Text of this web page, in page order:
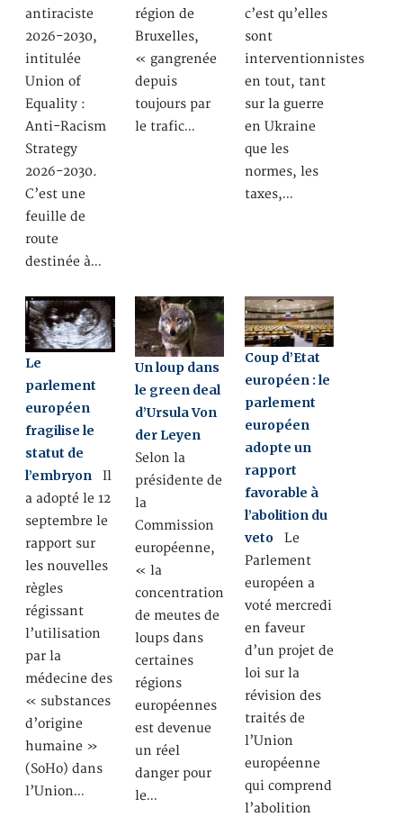
antiraciste
2026-2030,
intitulée
Union of
Equality :
Anti-Racism
Strategy
2026-2030.
C’est une
feuille de
route
destinée à…
région de
Bruxelles,
« gangrenée
depuis
toujours par
le trafic…
c’est qu’elles
sont
interventionnistes
en tout, tant
sur la guerre
en Ukraine
que les
normes, les
taxes,…
Le
parlement
européen
fragilise le
statut de
l’embryon Il
a adopté le 12
septembre le
rapport sur
les nouvelles
règles
régissant
l’utilisation
par la
médecine des
« substances
d’origine
humaine »
(SoHo) dans
l’Union…
Un loup dans
le green deal
d’Ursula Von
der Leyen
Selon la
présidente de
la
Commission
européenne,
« la
concentration
de meutes de
loups dans
certaines
régions
européennes
est devenue
un réel
danger pour
le…
Coup d’Etat
européen : le
parlement
européen
adopte un
rapport
favorable à
l’abolition du
veto Le
Parlement
européen a
voté mercredi
en faveur
d’un projet de
loi sur la
révision des
traités de
l’Union
européenne
qui comprend
l’abolition